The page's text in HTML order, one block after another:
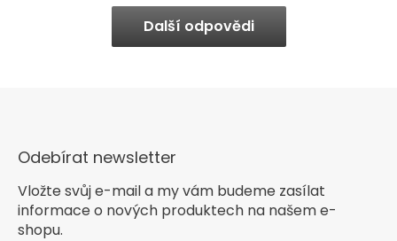
Další odpovědi
Odebírat newsletter
Vložte svůj e-mail a my vám budeme zasílat
informace o nových produktech na našem e-
shopu.